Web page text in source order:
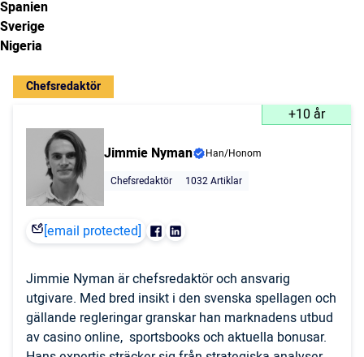
Spanien
Sverige
Nigeria
Chefsredaktör
+10 år
Jimmie Nyman
Han/Honom
Chefsredaktör
1032 Artiklar
[email protected]
Jimmie Nyman är chefsredaktör och ansvarig
utgivare. Med bred insikt i den svenska spellagen och
gällande regleringar granskar han marknadens utbud
av casino online, sportsbooks och aktuella bonusar.